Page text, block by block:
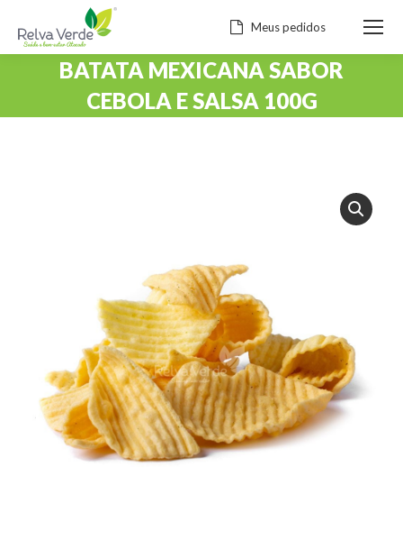
Meus pedidos
BATATA MEXICANA SABOR
CEBOLA E SALSA 100G